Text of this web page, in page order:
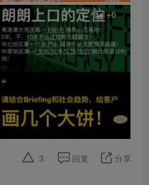
+6
3 回复 分享